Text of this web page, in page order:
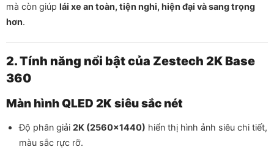
mà còn giúp lái xe an toàn, tiện nghi, hiện đại và sang trọng
hơn.
2. Tính năng nổi bật của Zestech 2K Base
360
Màn hình QLED 2K siêu sắc nét
Độ phân giải 2K (2560×1440) hiển thị hình ảnh siêu chi tiết,
màu sắc rực rỡ.